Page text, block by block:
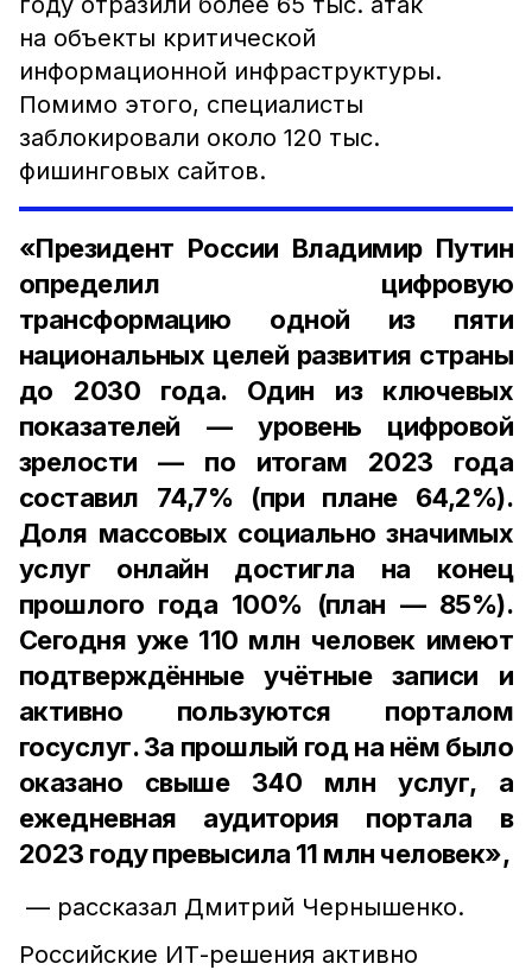
на объекты критической
информационной инфраструктуры.
Помимо этого, специалисты
заблокировали около 120 тыс.
фишинговых сайтов.
«Президент России Владимир Путин
определил цифровую
трансформацию одной из пяти
национальных целей развития страны
до 2030 года. Один из ключевых
показателей — уровень цифровой
зрелости — по итогам 2023 года
составил 74,7% (при плане 64,2%).
Доля массовых социально значимых
услуг онлайн достигла на конец
прошлого года 100% (план — 85%).
Сегодня уже 110 млн человек имеют
подтверждённые учётные записи и
активно пользуются порталом
госуслуг. За прошлый год на нём было
оказано свыше 340 млн услуг, а
ежедневная аудитория портала в
2023 году превысила 11 млн человек»,
— рассказал Дмитрий Чернышенко.
Российские ИТ-решения активно